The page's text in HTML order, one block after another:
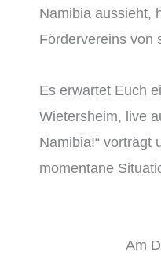
Namibia aussieht,
Fördervereins von
Es erwartet Euch
Wietersheim, live
Namibia!“ vorträgt
momentane
Am